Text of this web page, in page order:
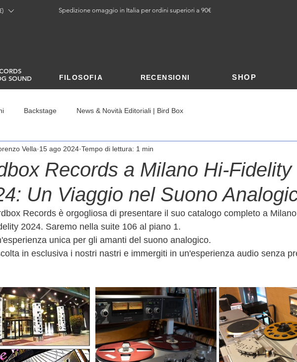
Spedizione omaggio in Italia per ordini superiori a 90€
SOUND
FILOSOFIA RECENSIONI SHOP
Backstage News & Novità Editoriali | Bird Box
Records a Milano Hi-Fidelity
Un Viaggio nel Suono
Vella 15 ago 2024 Tempo di lettura: 1 min
Records è orgogliosa di presentare il suo catalogo completo a
2024. Saremo nella suite 106 al piano 1.
unica per gli amanti del suono analogico.
in esclusiva i nostri nastri e immergiti in un'esperienza audio senza